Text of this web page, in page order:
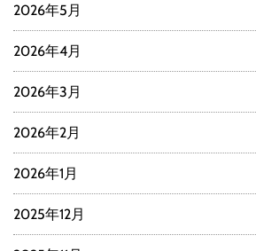
2026年5月
2026年4月
2026年3月
2026年2月
2026年1月
2025年12月